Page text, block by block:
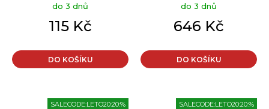
do 3 dnů
115 Kč
DO KOŠÍKU
do 3 dnů
646 Kč
DO KOŠÍKU
SALECODE:LETO20:20:% SALECODE:LETO20:20:%